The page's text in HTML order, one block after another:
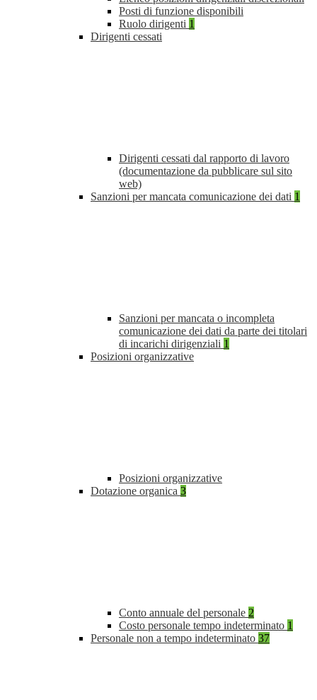
Posti di funzione disponibili
Ruolo dirigenti 1
Dirigenti cessati
Dirigenti cessati dal rapporto di lavoro
(documentazione da pubblicare sul sito
web)
Sanzioni per mancata comunicazione dei dati 1
Sanzioni per mancata o incompleta
comunicazione dei dati da parte dei titolari
di incarichi dirigenziali 1
Posizioni organizzative
Posizioni organizzative
Dotazione organica 3
Conto annuale del personale 2
Costo personale tempo indeterminato 1
Personale non a tempo indeterminato 37